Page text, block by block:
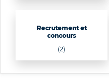
Recrutement et
concours
(2)